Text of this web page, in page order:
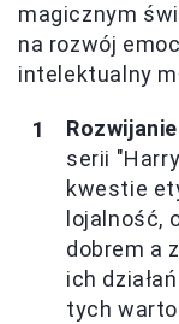
magicznym
na rozwój
intelektualny
serii
kwestie
lojalność,
dobrem a
ich
tych